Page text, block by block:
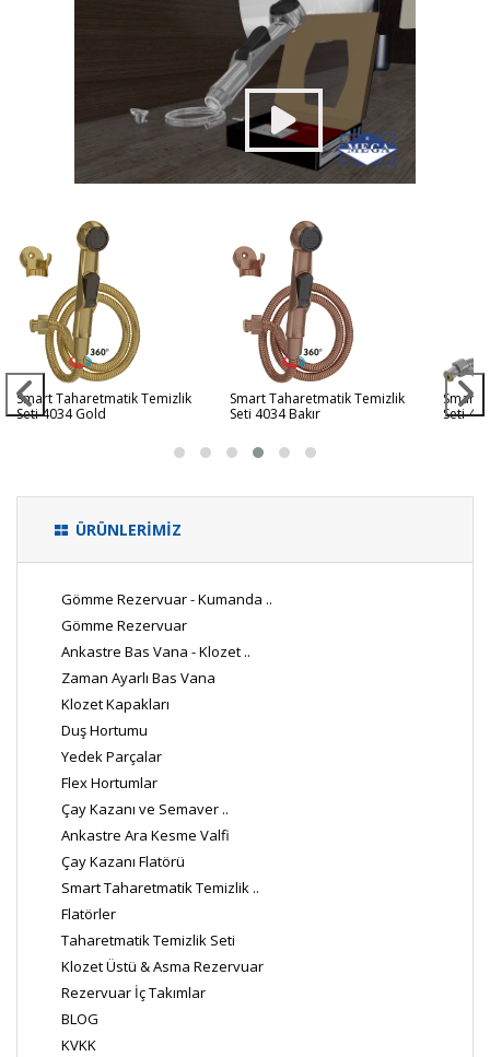
Smart Taharetmatik Temizlik
Seti 4034 Gold
Smart Taharetmatik Temizlik
Seti 4034 Bakır
Smart
Seti
ÜRÜNLERİMİZ
Gömme Rezervuar - Kumanda ..
Gömme Rezervuar
Ankastre Bas Vana - Klozet ..
Zaman Ayarlı Bas Vana
Klozet Kapakları
Duş Hortumu
Yedek Parçalar
Flex Hortumlar
Çay Kazanı ve Semaver ..
Ankastre Ara Kesme Valfi
Çay Kazanı Flatörü
Smart Taharetmatik Temizlik ..
Flatörler
Taharetmatik Temizlik Seti
Klozet Üstü & Asma Rezervuar
Rezervuar İç Takımlar
BLOG
KVKK